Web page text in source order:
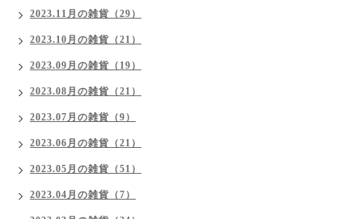
2023.11月の雑貨（29）
2023.10月の雑貨（21）
2023.09月の雑貨（19）
2023.08月の雑貨（21）
2023.07月の雑貨（9）
2023.06月の雑貨（21）
2023.05月の雑貨（51）
2023.04月の雑貨（7）